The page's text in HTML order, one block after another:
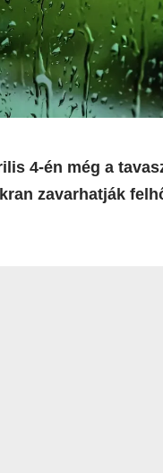
4-én még a
zavarhatják